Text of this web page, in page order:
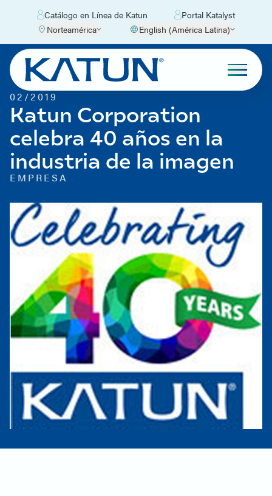
Catálogo en Línea de Katun
Portal Katalyst
Norteamérica
English (América Latina)
02/2019
Katun Corporation
celebra 40 años en la
industria de la imagen
EMPRESA